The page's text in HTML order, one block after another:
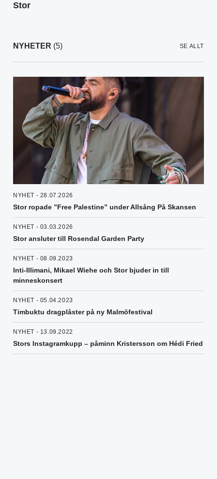
Stor
NYHETER (5) SE ALLT
NYHET - 28.07.2026
Stor ropade ”Free Palestine” under Allsång På Skansen
NYHET - 03.03.2026
Stor ansluter till Rosendal Garden Party
NYHET - 08.09.2023
Inti-Illimani, Mikael Wiehe och Stor bjuder in till
minneskonsert
NYHET - 05.04.2023
Timbuktu dragplåster på ny Malmöfestival
NYHET - 13.09.2022
Stors Instagramkupp – påminn Kristersson om Hédi Fried